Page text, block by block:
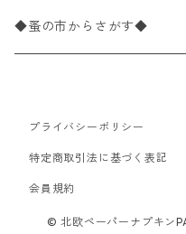
ペーパーリネンナプキン
ワックスペーパー
デコパージュ用品
パック売り
バラ売り
33cm（ラウンド）
海・魚柄
食べ物・フルーツ・野菜・
食器・カトラリー柄
カクテルサイズ
ランチサイズ
ドイツ製 Paperproducts
カクテルサイズ
ランチサイズ
カクテルサイズ
ドイツ製 ti-flair/ティーフレ
ランチサイズ
ドイツ製 PAW/パウ
デコパージュ下地
デコパージュはさみ
3Dデコパージュ
シリコンモールド
トレイ
ポスター・カレンダー
◆蚤の市からさがす◆
北欧雑貨
デコパージュ用品
プライバシーポリシー
特定商取引法に基づく表記
会員規約
© 北欧ペーパーナプキン